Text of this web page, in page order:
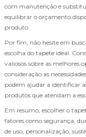
com manutenção e
equilibrar o orçamento
produto.
Por fim, não hesite em
escolha do tapete ideal.
valiosos sobre as melhores
consideração as
podem ajudar a identificar
produtos que atendam a
Em resumo, escolher o
fatores como segurança,
de uso, personalização,